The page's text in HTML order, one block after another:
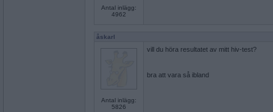
Antal inlägg:
4962
åskarl
Antal inlägg:
5826
vill du höra resultatet av mitt hiv-test?
bra att vara så ibland